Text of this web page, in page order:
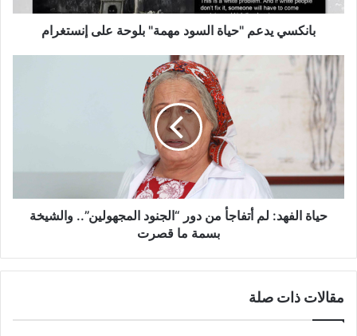
بانكسي يدعم "حياة السود مهمة" بلوحة على إنستغرام
حياة
الفهد:
أتفاجأ
من
دور
“الجنود
المجهولين”..
والشيخة
بسمةحياة الفهد: لم أتفاجأ من دور “الجنود المجهولين”.. والشيخة
بسمة ما قصرت
مقالات ذات صلة